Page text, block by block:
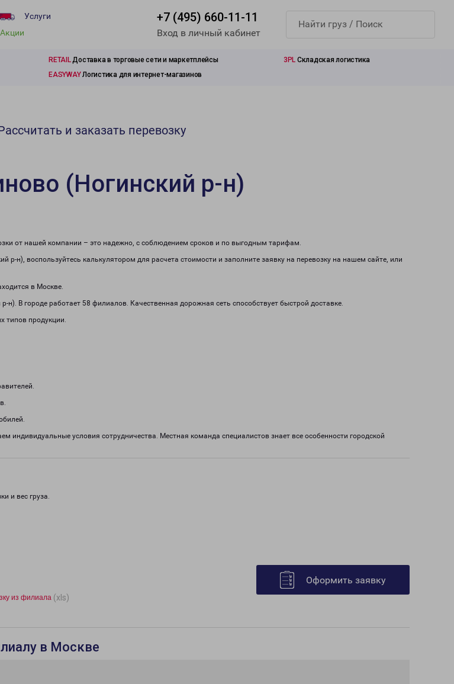
Услуги
Акции
+7 (495) 660-11-11
Вход в личный кабинет
RETAILДоставка в торговые сети и маркетплейсы 3PL Складская логистика
EASYWAYЛогистика для интернет-магазинов
и заказать перевозку
(Ногинский р-н)
от нашей компании – это надежно, с соблюдением сроков и по выгодным тарифам.
р-н), воспользуйтесь калькулятором для расчета стоимости и заполните заявку на перевозку на нашем сайте, или
в Москве.
В городе работает 58 филиалов. Качественная дорожная сеть способствует быстрой доставке.
типов продукции.
индивидуальные условия сотрудничества. Местная команда специалистов знает все особенности городской
и вес груза.
из филиала (xls)
Оформить заявку
в Москве